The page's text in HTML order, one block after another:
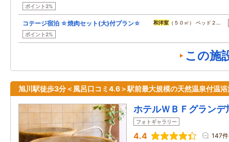
ポイント2%
コテージ宿泊 ☆焼肉セット(大)付プラン☆
ポイント2%
和洋室 （５０㎡） ベッド２…
この施
旭川駅徒歩3分＜風呂口コミ4.6＞駅前最大規模の天然温泉付温浴
ホテルＷＢＦグランデ
フォトギャラリー
4.4 147件